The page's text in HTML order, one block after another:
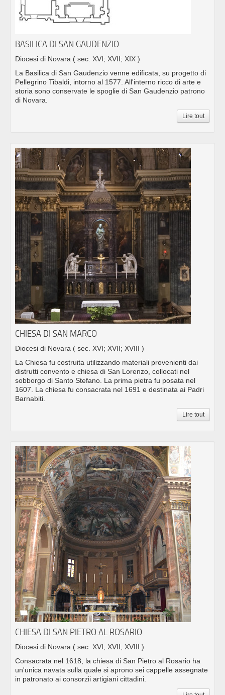
BASILICA DI SAN GAUDENZIO
Diocesi di Novara ( sec. XVI; XVII; XIX )
La Basilica di San Gaudenzio venne edificata, su progetto di
Pellegrino Tibaldi, intorno al 1577. All'interno ricco di arte e
storia sono conservate le spoglie di San Gaudenzio patrono
di Novara.
Lire tout
CHIESA DI SAN MARCO
Diocesi di Novara ( sec. XVI; XVII; XVIII )
La Chiesa fu costruita utilizzando materiali provenienti dai
distrutti convento e chiesa di San Lorenzo, collocati nel
sobborgo di Santo Stefano. La prima pietra fu posata nel
1607. La chiesa fu consacrata nel 1691 e destinata ai Padri
Barnabiti.
Lire tout
CHIESA DI SAN PIETRO AL ROSARIO
Diocesi di Novara ( sec. XVI; XVII; XVIII )
Consacrata nel 1618, la chiesa di San Pietro al Rosario ha
un'unica navata sulla quale si aprono sei cappelle assegnate
in patronato ai consorzii artigiani cittadini.